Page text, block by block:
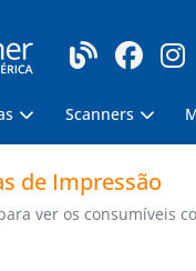
Scanners
de Impressão
ver os consumíveis